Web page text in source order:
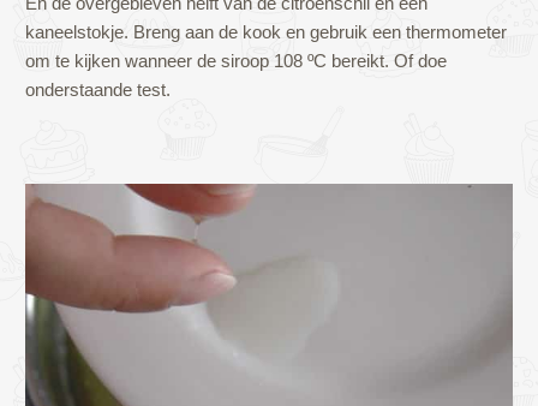
kaneelstokje. Breng aan de kook en gebruik een thermometer
om te kijken wanneer de siroop 108 ºC bereikt. Of doe
onderstaande test.